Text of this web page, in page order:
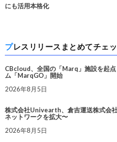
にも活用本格化
プレスリリースまとめてチェ
CBcloud、全国の「Marq」施設を起
ム「MarqGO」開始
2026年8月5日
株式会社Univearth、倉吉運送株式会
ネットワークを拡大〜
2026年8月5日